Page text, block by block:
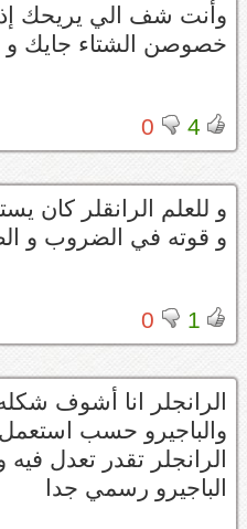
وأنت شف الي يريحك
خصوصن الشتاء جايك و
4
0
و للعلم الرانقلر كان
و قوته في الضروب و
1
0
الرانجلر انا أشوف
والباجيرو حسب
الرانجلر تقدر تعدل فيه
الباجيرو رسمي جدا